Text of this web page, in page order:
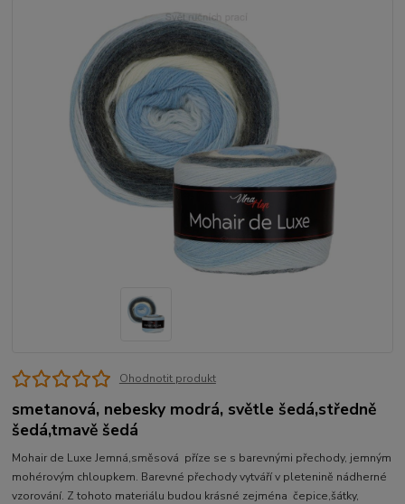
Ohodnotit produkt
smetanová, nebesky modrá, světle šedá,středně
šedá,tmavě šedá
Mohair de Luxe Jemná,směsová příze se s barevnými přechody, jemným
mohérovým chloupkem. Barevné přechody vytváří v pletenině nádherné
vzorování. Z tohoto materiálu budou krásné zejména čepice,šátky,